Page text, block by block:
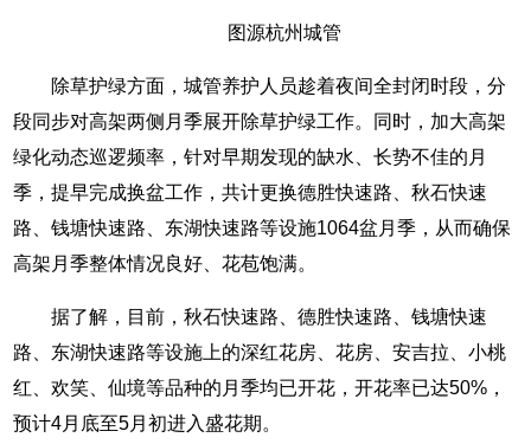
图源杭州城管
除草护绿方面，城管养护人员趁着夜间全封闭时段，分
段同步对高架两侧月季展开除草护绿工作。同时，加大高架
绿化动态巡逻频率，针对早期发现的缺水、长势不佳的月
季，提早完成换盆工作，共计更换德胜快速路、秋石快速
路、钱塘快速路、东湖快速路等设施1064盆月季，从而确保
高架月季整体情况良好、花苞饱满。
据了解，目前，秋石快速路、德胜快速路、钱塘快速
路、东湖快速路等设施上的深红花房、花房、安吉拉、小桃
红、欢笑、仙境等品种的月季均已开花，开花率已达50%，
预计4月底至5月初进入盛花期。